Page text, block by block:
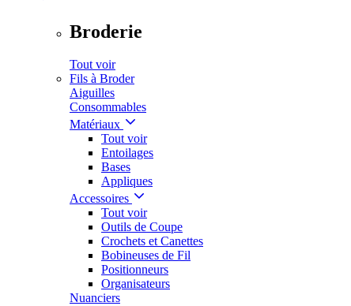
Broderie
Tout voir
Fils à Broder
Aiguilles
Consommables
Matériaux
Tout voir
Entoilages
Bases
Appliques
Accessoires
Tout voir
Outils de Coupe
Crochets et Canettes
Bobineuses de Fil
Positionneurs
Organisateurs
Nuanciers